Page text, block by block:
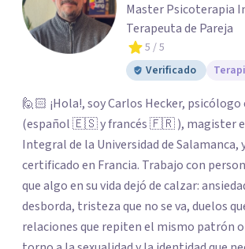
Master Psicoterapia
Terapeuta de Pareja
5 / 5
Verificado
🙋🏻 ¡Hola!, soy Carlos Hecker,
(español 🇪🇸 y francés 🇫🇷 ), magister
Integral de la Universidad de Salamanca,
certificado en Francia. Trabajo con personas que sienten
que algo en su vida dejó de calzar:
desborda, tristeza que no se va, duelos
relaciones que repiten el mismo patrón